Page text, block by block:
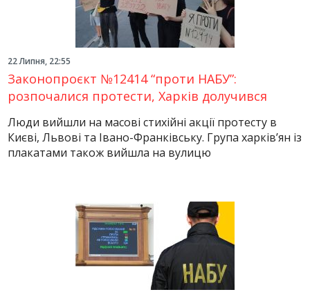
22 Липня, 22:55
Законопроєкт №12414 “проти НАБУ”:
розпочалися протести, Харків долучився
Люди вийшли на масові стихійні акції протесту в
Києві, Львові та Івано-Франківську. Група харків’ян із
плакатами також вийшла на вулицю